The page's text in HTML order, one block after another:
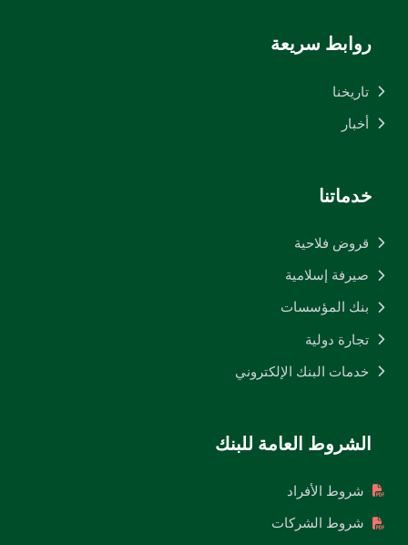
روابط سريعة
تاريخنا
أخبار
خدماتنا
قروض فلاحية
صيرفة إسلامية
بنك المؤسسات
تجارة دولية
خدمات البنك الإلكتروني
الشروط العامة للبنك
شروط الأفراد
شروط الشركات